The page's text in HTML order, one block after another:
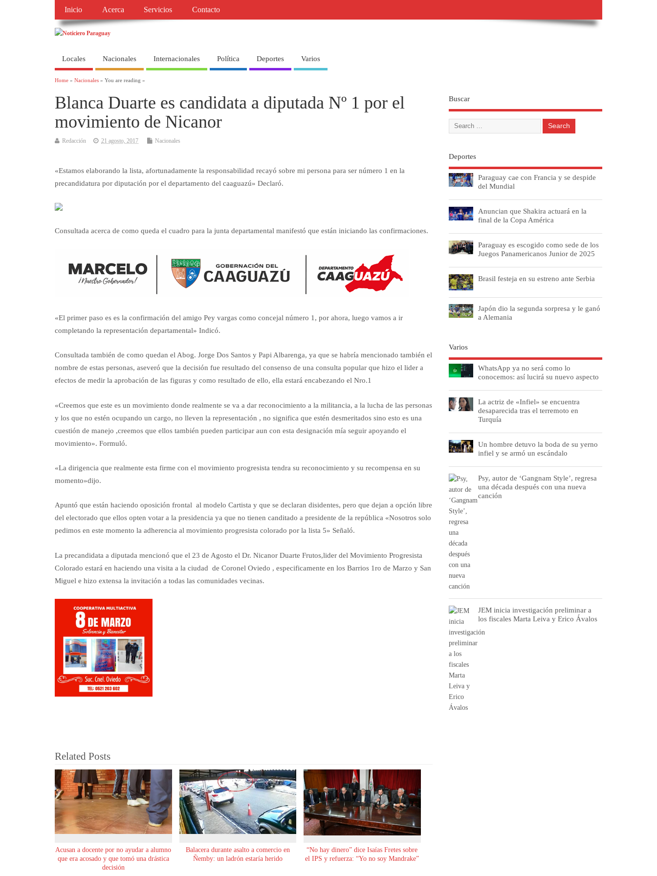
Inicio Acerca Servicios Contacto
Locales Nacionales Internacionales Política Deportes Varios
Home » Nacionales » You are reading »
Blanca Duarte es candidata a diputada Nº 1 por el
movimiento de Nicanor
Redacción 21 agosto, 2017 Nacionales
«Estamos elaborando la lista, afortunadamente la responsabilidad recayó sobre mi persona para ser número 1 en la
precandidatura por diputación por el departamento del caaguazú» Declaró.
Consultada acerca de como queda el cuadro para la junta departamental manifestó que están iniciando las confirmaciones.
«El primer paso es es la confirmación del amigo Pey vargas como concejal número 1, por ahora, luego vamos a ir
completando la representación departamental» Indicó.
Consultada también de como quedan el Abog. Jorge Dos Santos y Papi Albarenga, ya que se habría mencionado también el
nombre de estas personas, aseveró que la decisión fue resultado del consenso de una consulta popular que hizo el lider a
efectos de medir la aprobación de las figuras y como resultado de ello, ella estará encabezando el Nro.1
«Creemos que este es un movimiento donde realmente se va a dar reconocimiento a la militancia, a la lucha de las personas
y los que no estén ocupando un cargo, no lleven la representación , no significa que estén desmeritados sino esto es una
cuestión de manejo ,creemos que ellos también pueden participar aun con esta designación mía seguir apoyando el
movimiento». Formuló.
«La dirigencia que realmente esta firme con el movimiento progresista tendra su reconocimiento y su recompensa en su
momento»dijo.
Apuntó que están haciendo oposición frontal al modelo Cartista y que se declaran disidentes, pero que dejan a opción libre
del electorado que ellos opten votar a la presidencia ya que no tienen canditado a presidente de la república «Nosotros solo
pedimos en este momento la adherencia al movimiento progresista colorado por la lista 5» Señaló.
La precandidata a diputada mencionó que el 23 de Agosto el Dr. Nicanor Duarte Frutos,lider del Movimiento Progresista
Colorado estará en haciendo una visita a la ciudad de Coronel Oviedo , especificamente en los Barrios 1ro de Marzo y San
Miguel e hizo extensa la invitación a todas las comunidades vecinas.
Related Posts
Acusan a docente por no ayudar a alumno
que era acosado y que tomó una drástica
decisión
Balacera durante asalto a comercio en
Ñemby: un ladrón estaría herido
“No hay dinero” dice Isaías Fretes sobre
el IPS y refuerza: “Yo no soy Mandrake”
Buscar
Deportes
Paraguay cae con Francia y se despide
del Mundial
Anuncian que Shakira actuará en la
final de la Copa América
Paraguay es escogido como sede de los
Juegos Panamericanos Junior de 2025
Brasil festeja en su estreno ante Serbia
Japón dio la segunda sorpresa y le ganó
a Alemania
Varios
WhatsApp ya no será como lo
conocemos: así lucirá su nuevo aspecto
La actriz de «Infiel» se encuentra
desaparecida tras el terremoto en
Turquía
Un hombre detuvo la boda de su yerno
infiel y se armó un escándalo
Psy, autor de ‘Gangnam Style’, regresa
una década después con una nueva
canción
JEM inicia investigación preliminar a
los fiscales Marta Leiva y Erico Ávalos